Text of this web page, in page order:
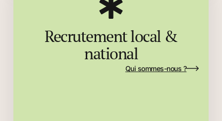
Recrutement local &
national
Qui sommes-nous ?